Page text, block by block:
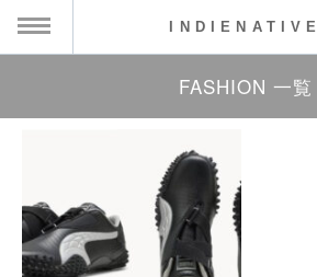
ト情報
INDIENATIVE
FASHION 一覧